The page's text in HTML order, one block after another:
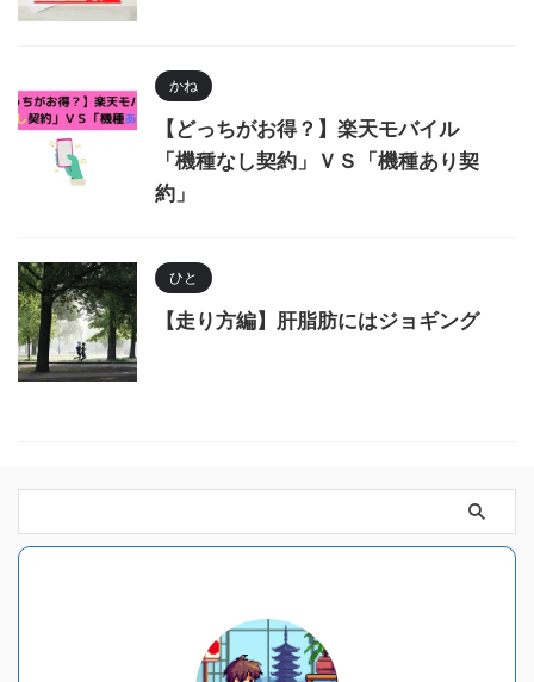
かね
【どっちがお得？】楽天モバイル
「機種なし契約」ＶＳ「機種あり契
約」
ひと
【走り方編】肝脂肪にはジョギング